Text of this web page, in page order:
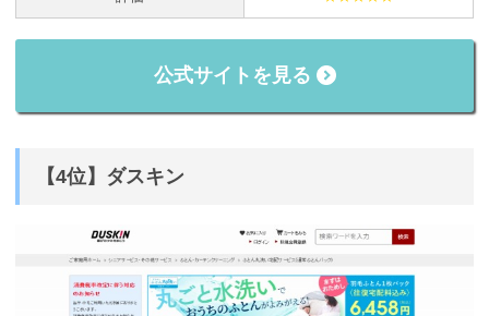
公式サイトを見る
【4位】ダスキン